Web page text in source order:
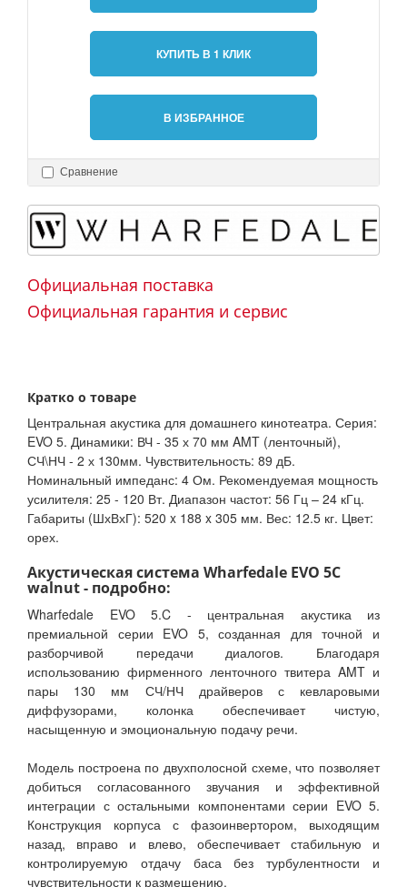
КУПИТЬ В 1 КЛИК
В ИЗБРАННОЕ
Сравнение
Официальная поставка
Официальная гарантия и сервис
Кратко о товаре
Центральная акустика для домашнего кинотеатра. Серия:
EVO 5. Динамики: ВЧ - 35 х 70 мм AMT (ленточный),
СЧ\НЧ - 2 х 130мм. Чувствительность: 89 дБ.
Номинальный импеданс: 4 Ом. Рекомендуемая мощность
усилителя: 25 - 120 Вт. Диапазон частот: 56 Гц – 24 кГц.
Габариты (ШхВхГ): 520 x 188 x 305 мм. Вес: 12.5 кг. Цвет:
орех.
Акустическая система Wharfedale EVO 5C
walnut - подробно:
Wharfedale EVO 5.C - центральная акустика из
премиальной серии EVO 5, созданная для точной и
разборчивой передачи диалогов. Благодаря
использованию фирменного ленточного твитера AMT и
пары 130 мм СЧ/НЧ драйверов с кевларовыми
диффузорами, колонка обеспечивает чистую,
насыщенную и эмоциональную подачу речи.
Модель построена по двухполосной схеме, что позволяет
добиться согласованного звучания и эффективной
интеграции с остальными компонентами серии EVO 5.
Конструкция корпуса с фазоинвертором, выходящим
назад, вправо и влево, обеспечивает стабильную и
контролируемую отдачу баса без турбулентности и
чувствительности к размещению.